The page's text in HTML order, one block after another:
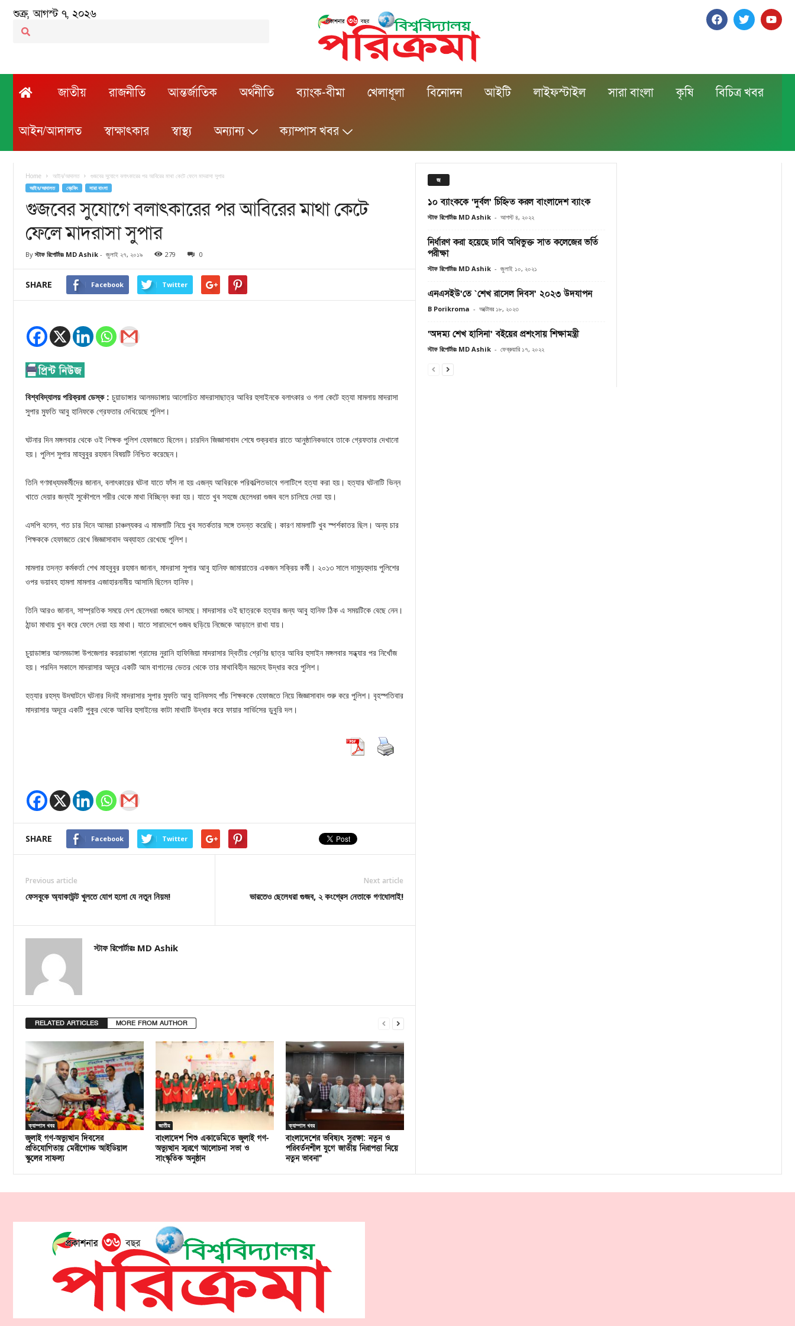
শুক্র, আগস্ট ৭, ২০২৬
জাতীয় রাজনীতি আন্তর্জাতিক অর্থনীতি ব্যাংক-বীমা খেলাধূলা বিনোদন আইটি লাইফস্টাইল সারা বাংলা কৃষি বিচিত্র খবর
আইন/আদালত স্বাক্ষাৎকার স্বাস্থ্য অন্যান্য ক্যাম্পাস খবর
Home আইন/আদালত গুজবের সুযোগে বলাৎকারের পর আবিরের মাথা কেটে ফেলে মাদরাসা সুপার
আইন/আদালত ব্রেকিং সারা বাংলা
গুজবের সুযোগে বলাৎকারের পর আবিরের মাথা কেটে
ফেলে মাদরাসা সুপার
By স্টাফ রিপোর্টারঃ MD Ashik - জুলাই ২৭, ২০১৯ 279 0
SHARE Facebook Twitter
বিশ্ববিদ্যালয় পরিক্রমা ডেস্ক : চুয়াডাঙ্গার আলমডাঙ্গায় আলোচিত মাদরাসাছাত্র আবির হুসাইনকে বলাৎকার ও গলা কেটে হত্যা মামলায় মাদরাসা
সুপার মুফতি আবু হানিফকে গ্রেফতার দেখিয়েছে পুলিশ।
ঘটনার দিন মঙ্গলবার থেকে ওই শিক্ষক পুলিশ হেফাজতে ছিলেন। চারদিন জিজ্ঞাসাবাদ শেষে শুক্রবার রাতে আনুষ্ঠানিকভাবে তাকে গ্রেফতার দেখানো
হয়। পুলিশ সুপার মাহবুবুর রহমান বিষয়টি নিশ্চিত করেছেন।
তিনি গণমাধ্যমকর্মীদের জানান, বলাৎকারের ঘটনা যাতে ফাঁস না হয় এজন্য আবিরকে পরিকল্পিতভাবে গলাটিপে হত্যা করা হয়। হত্যার ঘটনাটি ভিন্ন
খাতে দেয়ার জন্যই সুকৌশলে শরীর থেকে মাথা বিচ্ছিন্ন করা হয়। যাতে খুব সহজে ছেলেধরা গুজব বলে চালিয়ে দেয়া হয়।
এসপি বলেন, গত চার দিনে আমরা চাঞ্চল্যকর এ মামলাটি নিয়ে খুব সতর্কতার সঙ্গে তদন্ত করেছি। কারণ মামলাটি খুব স্পর্শকাতর ছিল। অন্য চার
শিক্ষককে হেফাজতে রেখে জিজ্ঞাসাবাদ অব্যাহত রেখেছে পুলিশ।
মামলার তদন্ত কর্মকর্তা শেখ মাহবুবুর রহমান জানান, মাদরাসা সুপার আবু হানিফ জামায়াতের একজন সক্রিয় কর্মী। ২০১৩ সালে দামুড়হুদায় পুলিশের
ওপর ভয়াবহ হামলা মামলার এজাহারনামীয় আসামি ছিলেন হানিফ।
তিনি আরও জানান, সাম্প্রতিক সময়ে দেশ ছেলেধরা গুজবে ভাসছে। মাদরাসার ওই ছাত্রকে হত্যার জন্য আবু হানিফ ঠিক এ সময়টিকে বেছে নেন।
ঠান্ডা মাথায় খুন করে ফেলে দেয়া হয় মাথা। যাতে সারাদেশে গুজব ছড়িয়ে নিজেকে আড়ালে রাখা যায়।
চুয়াডাঙ্গার আলমডাঙ্গা উপজেলার কয়রাডাঙ্গা গ্রামের নুরানি হাফিজিয়া মাদরাসার দ্বিতীয় শ্রেণির ছাত্র আবির হুসাইন মঙ্গলবার সন্ধ্যার পর নিখোঁজ
হয়। পরদিন সকালে মাদরাসার অদূরে একটি আম বাগানের ভেতর থেকে তার মাথাবিহীন মরদেহ উদ্ধার করে পুলিশ।
হত্যার রহস্য উদঘাটনে ঘটনার দিনই মাদরাসার সুপার মুফতি আবু হানিফসহ পাঁচ শিক্ষককে হেফাজতে নিয়ে জিজ্ঞাসাবাদ শুরু করে পুলিশ। বৃহস্পতিবার
মাদরাসার অদূরে একটি পুকুর থেকে আবির হুসাইনের কাটা মাথাটি উদ্ধার করে ফায়ার সার্ভিসের ডুবুরি দল।
SHARE Facebook Twitter
Previous article
ফেসবুকে অ্যাকাউন্ট খুলতে যোগ হলো যে নতুন নিয়ম!
Next article
ভারতেও ছেলেধরা গুজব, ২ কংগ্রেস নেতাকে গণধোলাই!
স্টাফ রিপোর্টারঃ MD Ashik
RELATED ARTICLES MORE FROM AUTHOR
ক্যাম্পাস খবর
জুলাই গণ-অভ্যুত্থান দিবসের
প্রতিযোগিতায় মেরীগোল্ড আইডিয়াল
স্কুলের সাফল্য
জাতীয়
বাংলাদেশ শিশু একাডেমিতে জুলাই গণ-
অভ্যুত্থান স্মরণে আলোচনা সভা ও
সাংস্কৃতিক অনুষ্ঠান
ক্যাম্পাস খবর
বাংলাদেশের ভবিষ্যৎ সুরক্ষা: নতুন ও
পরিবর্তনশীল যুগে জাতীয় নিরাপত্তা নিয়ে
নতুন ভাবনা”
জ
১০ ব্যাংককে ‘দুর্বল’ চিহ্নিত করল বাংলাদেশ ব্যাংক
স্টাফ রিপোর্টারঃ MD Ashik - আগস্ট ৪, ২০২২
নির্ধারণ করা হয়েছে ​ঢাবি অধিভুক্ত সাত কলেজের ভর্তি
পরীক্ষা
স্টাফ রিপোর্টারঃ MD Ashik - জুলাই ১০, ২০২১
এনএসইউ’তে `শেখ রাসেল দিবস’ ২০২৩ উদযাপন
B Porikroma - অক্টোবর ১৮, ২০২৩
‘অদম্য শেখ হাসিনা’ বইয়ের প্রশংসায় শিক্ষামন্ত্রী
স্টাফ রিপোর্টারঃ MD Ashik - ফেব্রুয়ারি ১৭, ২০২২